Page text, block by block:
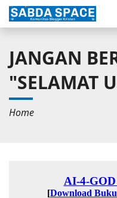
JANGAN
"SELAMAT
Home